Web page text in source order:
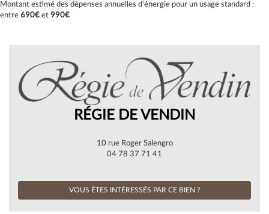
Montant estimé des dépenses annuelles d’énergie pour un usage standard :
entre 690€ et 990€
RÉGIE DE VENDIN
10 rue Roger Salengro
04 78 37 71 41
VOUS ÊTES INTÉRESSÉS PAR CE BIEN ?